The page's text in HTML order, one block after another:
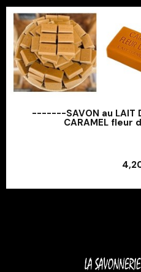
-------SAVON au LAIT
CARAMEL fleur
Ajouter